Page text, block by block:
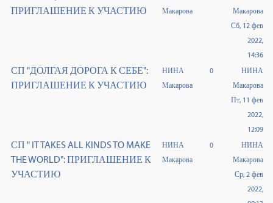
ПРИГЛАШЕНИЕ К УЧАСТИЮ
Макарова
Макарова
Сб, 12 фев
2022,
14:36
СП "ДОЛГАЯ ДОРОГА К СЕБЕ":
ПРИГЛАШЕНИЕ К УЧАСТИЮ
НИНА
Макарова
0
НИНА
Макарова
Пт, 11 фев
2022,
12:09
СП " IT TAKES ALL KINDS TO MAKE
THE WORLD": ПРИГЛАШЕНИЕ К
УЧАСТИЮ
НИНА
Макарова
0
НИНА
Макарова
Ср, 2 фев
2022,